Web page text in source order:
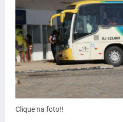
Clique na foto!!